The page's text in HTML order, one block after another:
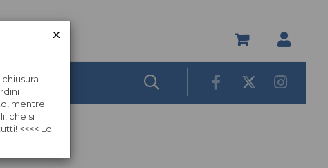
mentre
che si
<<<< Lo